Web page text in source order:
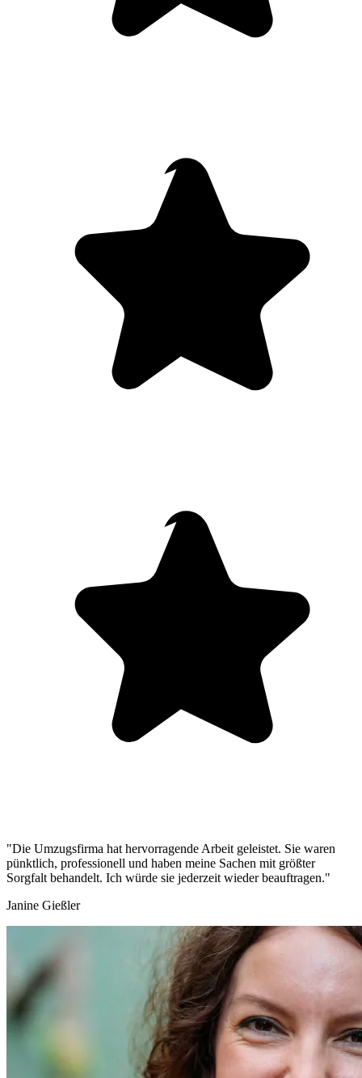
"Die Umzugsfirma hat hervorragende Arbeit geleistet. Sie waren
pünktlich, professionell und haben meine Sachen mit größter
Sorgfalt behandelt. Ich würde sie jederzeit wieder beauftragen."
Janine Gießler